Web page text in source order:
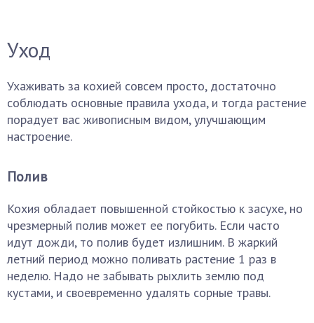
Уход
Ухаживать за кохией совсем просто, достаточно
соблюдать основные правила ухода, и тогда растение
порадует вас живописным видом, улучшающим
настроение.
Полив
Кохия обладает повышенной стойкостью к засухе, но
чрезмерный полив может ее погубить. Если часто
идут дожди, то полив будет излишним. В жаркий
летний период можно поливать растение 1 раз в
неделю. Надо не забывать рыхлить землю под
кустами, и своевременно удалять сорные травы.